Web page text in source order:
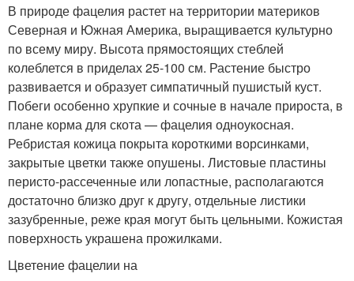
В природе фацелия растет на территории материков
Северная и Южная Америка, выращивается культурно
по всему миру. Высота прямостоящих стеблей
колеблется в приделах 25-100 см. Растение быстро
развивается и образует симпатичный пушистый куст.
Побеги особенно хрупкие и сочные в начале прироста, в
плане корма для скота — фацелия одноукосная.
Ребристая кожица покрыта короткими ворсинками,
закрытые цветки также опушены. Листовые пластины
перисто-рассеченные или лопастные, располагаются
достаточно близко друг к другу, отдельные листики
зазубренные, реже края могут быть цельными. Кожистая
поверхность украшена прожилками.
Цветение фацелии на